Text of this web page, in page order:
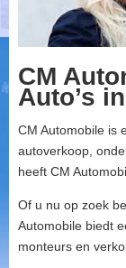
CM
Auto’s
CM Automobile is
autoverkoop,
heeft CM
Of u nu op zoek
Automobile biedt
monteurs en